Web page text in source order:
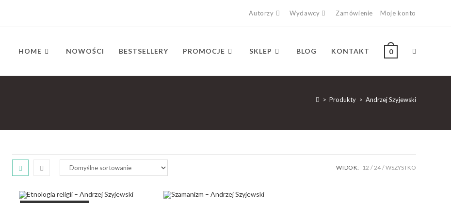
Autorzy Wydawcy Zamówienie Moje konto
HOME NOWOŚCI BESTSELLERY PROMOCJE SKLEP BLOG KONTAKT 0
> Produkty > Andrzej Szyjewski
WIDOK: 12 24 WSZYSTKO